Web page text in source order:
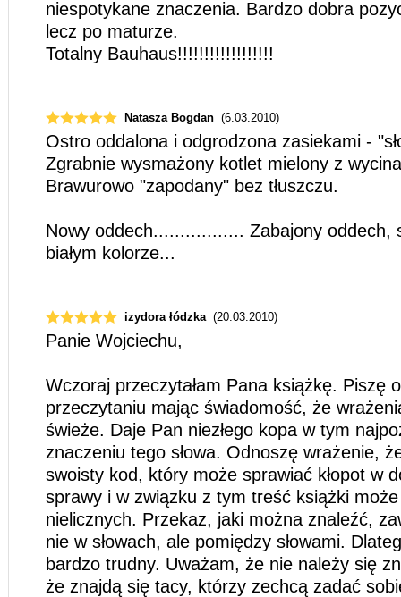
niespotykane znaczenia. Bardzo dobra
lecz po maturze.
Totalny Bauhaus!!!!!!!!!!!!!!!!!!
Natasza Bogdan (6.03.2010)
Ostro oddalona i odgrodzona zasiekami -
Zgrabnie wysmażony kotlet mielony z
Brawurowo "zapodany" bez tłuszczu.
Nowy oddech................. Zabajony oddech,
białym kolorze...
izydora łódzka (20.03.2010)
Panie Wojciechu,
Wczoraj przeczytałam Pana książkę. Piszę
przeczytaniu mając świadomość, że
świeże. Daje Pan niezłego kopa w tym
znaczeniu tego słowa. Odnoszę wrażenie,
swoisty kod, który może sprawiać kłopot w
sprawy i w związku z tym treść książki
nielicznych. Przekaz, jaki można znaleźć,
nie w słowach, ale pomiędzy słowami.
bardzo trudny. Uważam, że nie należy się
że znajdą się tacy, którzy zechcą zadać